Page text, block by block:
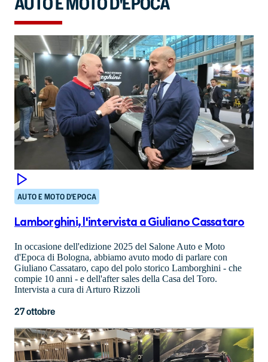
AUTO E MOTO D'EPOCA
Lamborghini, l'intervista a Giuliano Cassataro
In occasione dell'edizione 2025 del Salone Auto e Moto
d'Epoca di Bologna, abbiamo avuto modo di parlare con
Giuliano Cassataro, capo del polo storico Lamborghini - che
compie 10 anni - e dell'after sales della Casa del Toro.
Intervista a cura di Arturo Rizzoli
27 ottobre